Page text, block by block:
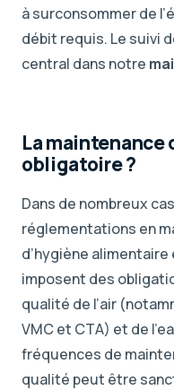
à surconsommer de
débit requis. Le suivi
central dans notre
La
obligatoire ?
Dans de nombreux
réglementations en
d’hygiène
imposent des
qualité de l’air
VMC et CTA) et de
fréquences de
qualité peut être